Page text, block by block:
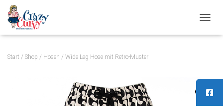
A
T
Start / Shop / Hosen / Wide Leg Hose mit Retro‑Muster